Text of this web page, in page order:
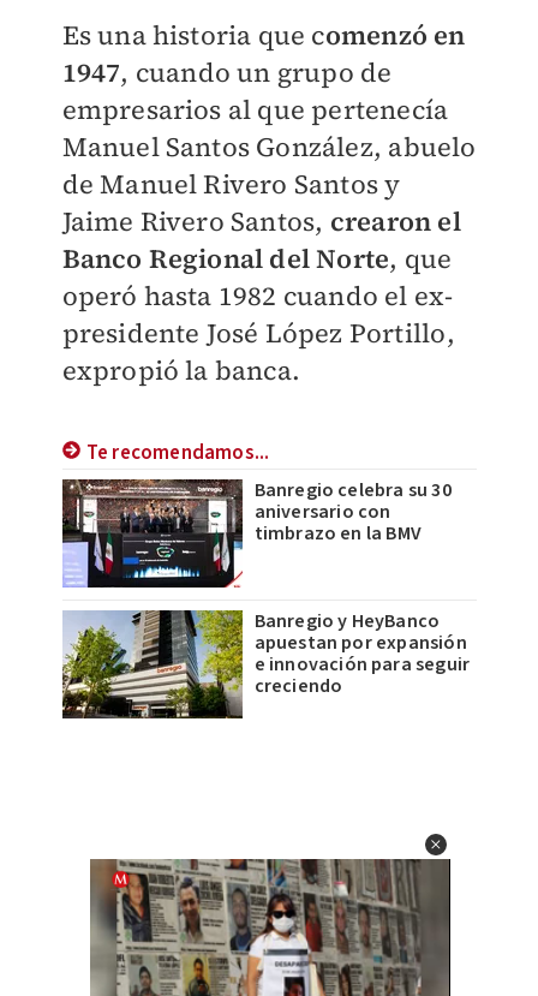
Es una historia que comenzó en
1947, cuando un grupo de
empresarios al que pertenecía
Manuel Santos González, abuelo
de Manuel Rivero Santos y
Jaime Rivero Santos, crearon el
Banco Regional del Norte, que
operó hasta 1982 cuando el ex-
presidente José López Portillo,
expropió la banca.
Te recomendamos...
Banregio celebra su 30
aniversario con
timbrazo en la BMV
Banregio y HeyBanco
apuestan por expansión
e innovación para seguir
creciendo